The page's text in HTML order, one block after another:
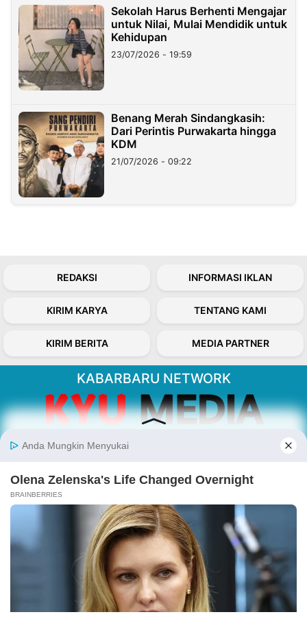
Sekolah Harus Berhenti Mengajar
untuk Nilai, Mulai Mendidik untuk
Kehidupan
23/07/2026 - 19:59
Benang Merah Sindangkasih:
Dari Perintis Purwakarta hingga
KDM
21/07/2026 - 09:22
REDAKSI INFORMASI IKLAN
KIRIM KARYA TENTANG KAMI
KIRIM BERITA MEDIA PARTNER
KABARBARU NETWORK
Kabarbaru.co menyajikan berita aktual dan
serta terverifikasi dari sumber yang tepat.
Follow Kabarbaru